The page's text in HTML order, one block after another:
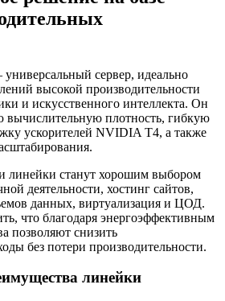
универсальный сервер, идеально
высокой производительности
и искусственного интеллекта. Он
вычислительную плотность, гибкую
ускорителей NVIDIA T4, а также
линейки станут хорошим выбором
деятельности, хостинг сайтов,
данных, виртуализация и ЦОД.
что благодаря энергоэффективным
позволяют снизить
без потери производительности.
линейки